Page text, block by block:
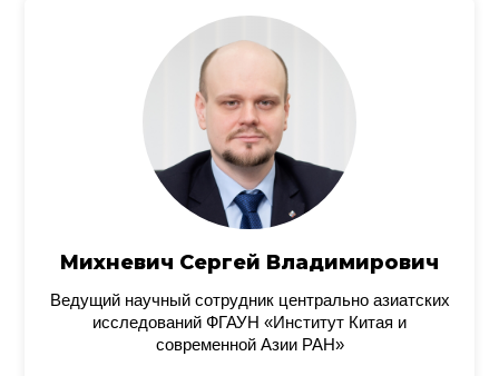
Михневич Сергей Владимирович
Ведущий научный сотрудник центрально азиатских
исследований ФГАУН «Институт Китая и
современной Азии РАН»